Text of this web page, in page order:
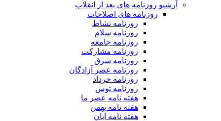
آرشیو روزنامه های بعد از انقلاب
روزنامه های اصلاحات
روزنامه نشاط
روزنامه سلام
روزنامه جامعه
روزنامه مشارکت
روزنامه شرق
روزنامه عصر آزادگان
روزنامه خرداد
روزنامه توس
هفته نامه عصر ما
هفته نامه بهمن
هفته نامه آبان